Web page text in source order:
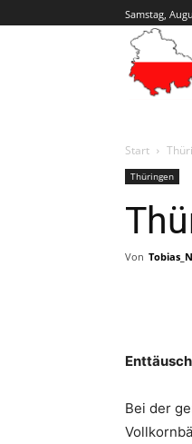
Samstag,
Start
Thüringen
Von Tobias_N
Bei der